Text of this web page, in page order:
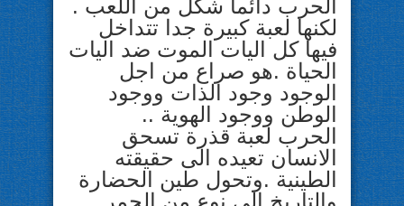
الحرب دائما شكل من اللعب .
لكنها لعبة كبيرة جدا تتداخل
فيها كل اليات الموت ضد اليات
الحياة .هو صراع من اجل
الوجود وجود الذات ووجود
الوطن ووجود الهوية ..
الحرب لعبة قذرة تسحق
الانسان تعيده الى حقيقته
الطينية .وتحول طين الحضارة
والتاريخ الى نوع من الجمر